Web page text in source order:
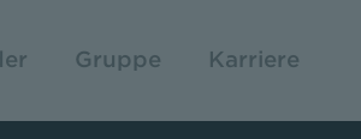
Gruppe Karriere